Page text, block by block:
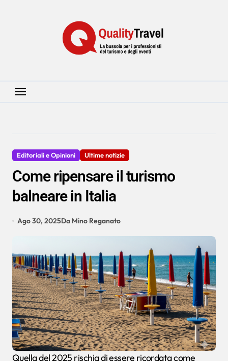
Editoriali e Opinioni Ultime notizie
Come ripensare il turismo
balneare in Italia
Ago 30, 2025Da Mino Reganato
Quella del 2025 rischia di essere ricordata come